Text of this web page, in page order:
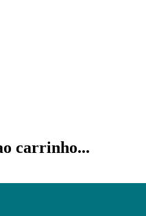
carrinho...